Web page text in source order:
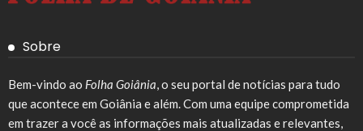
Sobre
Bem-vindo ao Folha Goiânia, o seu portal de notícias para tudo
que acontece em Goiânia e além. Com uma equipe comprometida
em trazer a você as informações mais atualizadas e relevantes,